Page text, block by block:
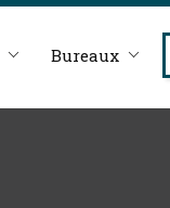
Bureaux